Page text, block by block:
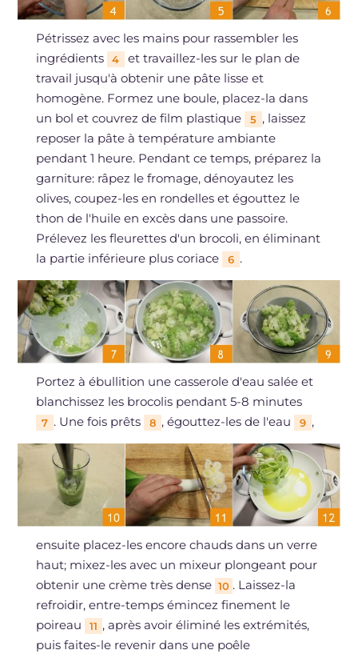
Pétrissez avec les mains pour rassembler les
ingrédients
4
et travaillez-les sur le plan de
travail jusqu'à obtenir une pâte lisse et
homogène. Formez une boule, placez-la dans
un bol et couvrez de film plastique
5 , laissez
reposer la pâte à température ambiante
pendant 1 heure. Pendant ce temps, préparez la
garniture: râpez le fromage, dénoyautez les
olives, coupez-les en rondelles et égouttez le
thon de l'huile en excès dans une passoire.
Prélevez les fleurettes d'un brocoli, en éliminant
la partie inférieure plus coriace
6 .
Portez à ébullition une casserole d'eau salée et
blanchissez les brocolis pendant 5-8 minutes
7 . Une fois prêts 8 , égouttez-les de l'eau 9 ,
ensuite placez-les encore chauds dans un verre
haut; mixez-les avec un mixeur plongeant pour
obtenir une crème très dense 10 . Laissez-la
refroidir, entre-temps émincez finement le
poireau
11 , après avoir éliminé les extrémités,
puis faites-le revenir dans une poêle